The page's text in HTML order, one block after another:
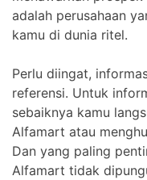
adalah perusahaan
kamu di dunia ritel.
Perlu diingat,
referensi. Untuk
sebaiknya kamu
Alfamart atau
Dan yang paling
Alfamart tidak